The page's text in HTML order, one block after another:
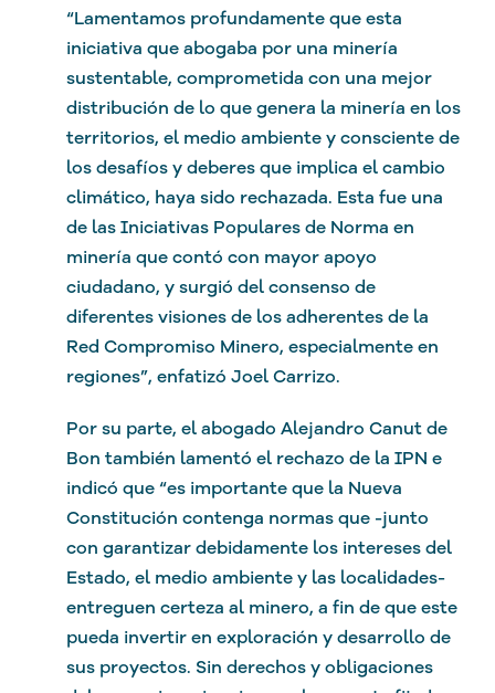
“Lamentamos profundamente que esta
iniciativa que abogaba por una minería
sustentable, comprometida con una mejor
distribución de lo que genera la minería en los
territorios, el medio ambiente y consciente de
los desafíos y deberes que implica el cambio
climático, haya sido rechazada. Esta fue una
de las Iniciativas Populares de Norma en
minería que contó con mayor apoyo
ciudadano, y surgió del consenso de
diferentes visiones de los adherentes de la
Red Compromiso Minero, especialmente en
regiones”, enfatizó Joel Carrizo.
Por su parte, el abogado Alejandro Canut de
Bon también lamentó el rechazo de la IPN e
indicó que “es importante que la Nueva
Constitución contenga normas que -junto
con garantizar debidamente los intereses del
Estado, el medio ambiente y las localidades-
entreguen certeza al minero, a fin de que este
pueda invertir en exploración y desarrollo de
sus proyectos. Sin derechos y obligaciones